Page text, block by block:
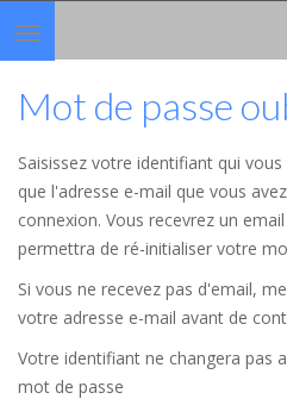
Toggle
navigation
Mot de passe
Saisissez votre identifiant qui
que l'adresse e-mail que vous
connexion. Vous recevrez un
permettra de ré-initialiser votre
Si vous ne recevez pas d'email,
votre adresse e-mail avant de
Votre identifiant ne changera pas
mot de passe